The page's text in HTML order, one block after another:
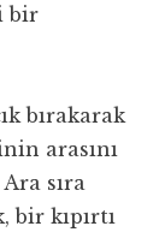
bir
bırakarak
arasını
sıra
bir kıpırtı